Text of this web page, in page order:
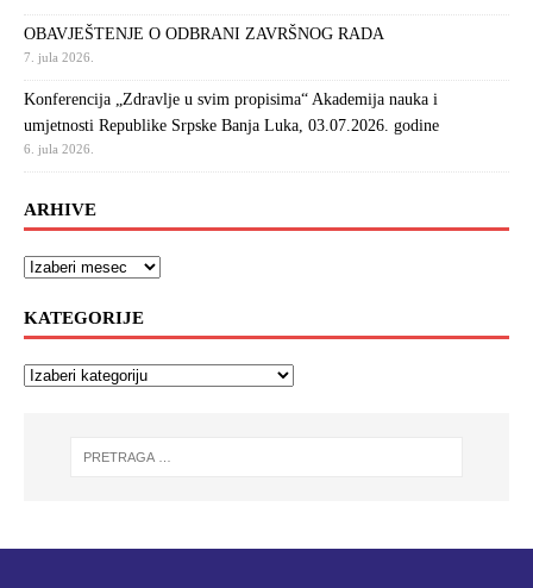
OBAVJEŠTENJE O ODBRANI ZAVRŠNOG RADA
7. jula 2026.
Konferencija „Zdravlje u svim propisima“ Akademija nauka i
umjetnosti Republike Srpske Banja Luka, 03.07.2026. godine
6. jula 2026.
ARHIVE
KATEGORIJE